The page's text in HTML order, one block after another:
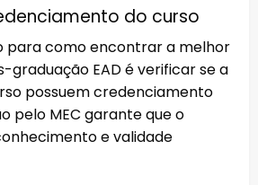
do curso
para como encontrar a melhor
graduação EAD é verificar se a
possuem credenciamento
pelo MEC garante que o
e validade